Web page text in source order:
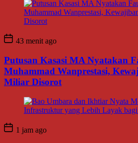
43 menit ago
Putusan Kasasi MA Nyatakan
Muhammad Wanprestasi,
Miliar Disorot
1 jam ago